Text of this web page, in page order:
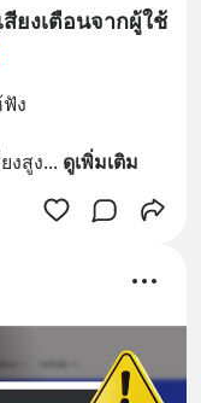
ยงเตือนจากผู้ใช้
ง
งสูง... ดูเพิ่มเติม